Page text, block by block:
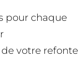
pour chaque
votre refonte